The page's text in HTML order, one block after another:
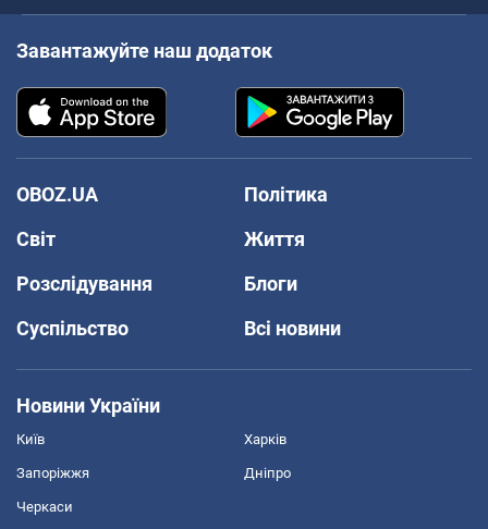
Завантажуйте наш додаток
OBOZ.UA
Політика
Світ
Життя
Розслідування
Блоги
Суспільство
Всі новини
Новини України
Київ Харків
Запоріжжя Дніпро
Черкаси